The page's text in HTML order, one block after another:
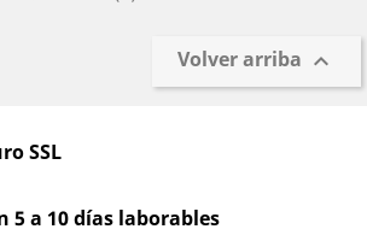
Volver arriba 
SSL
5 a 10 días laborables